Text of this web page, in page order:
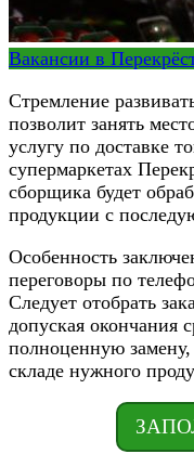
Вакансии в
Стремление
позволит занять
услугу по доставке
супермаркетах
сборщика будет
продукции с
Особенность
переговоры по
Следует отобрать
допуская окончания
полноценную
складе нужного